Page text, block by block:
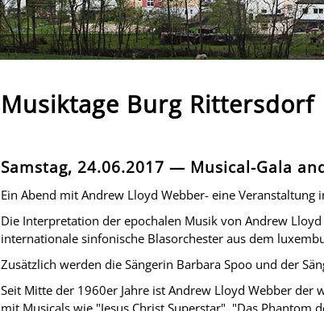
Musiktage Burg Rittersdorf
Samstag, 24.06.2017 — Musical-Gala
Ein Abend mit Andrew Lloyd Webber- eine
Die Interpretation der epochalen Musik von Andrew
internationale sinfonische Blasorchester aus dem
Zusätzlich werden die Sängerin Barbara Spoo und der
Seit Mitte der 1960er Jahre ist Andrew Lloyd Webber